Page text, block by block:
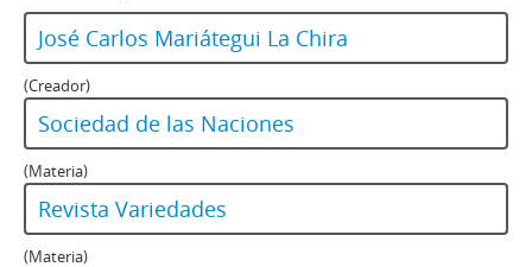
José Carlos Mariátegui La Chira
(Creador)
Sociedad de las Naciones
(Materia)
Revista Variedades
(Materia)